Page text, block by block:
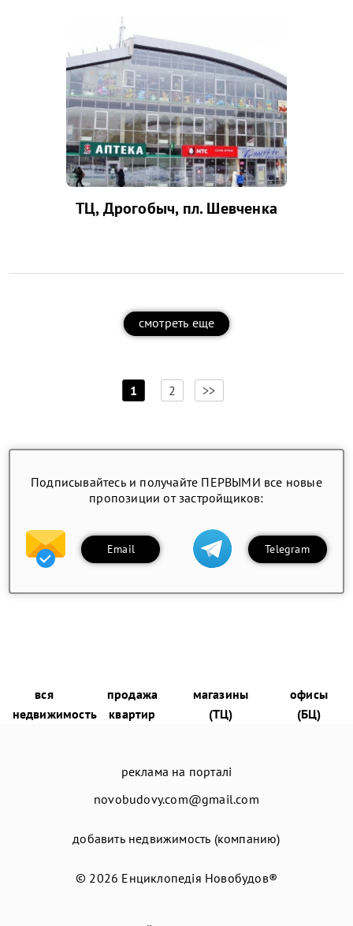
ТЦ, Дрогобыч, пл. Шевченка
смотреть еще
[
1 2 >>
Подписывайтесь и получайте ПЕРВЫМИ все новые
пропозиции от застройщиков:
Email Telegram
вся
недвижимость
продажа
квартир
магазины
(ТЦ)
офисы
(БЦ)
реклама на порталі
novobudovy.com@gmail.com
добавить недвижимость (компанию)
© 2026 Енциклопедія Новобудов®